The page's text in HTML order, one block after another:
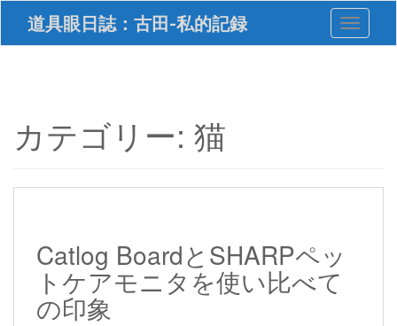
i
道具眼日誌：古田-私的記録 Toggle
カテゴリー: 猫
Catlog BoardとSHARPペッ
トケアモニタを使い比べて
の印象